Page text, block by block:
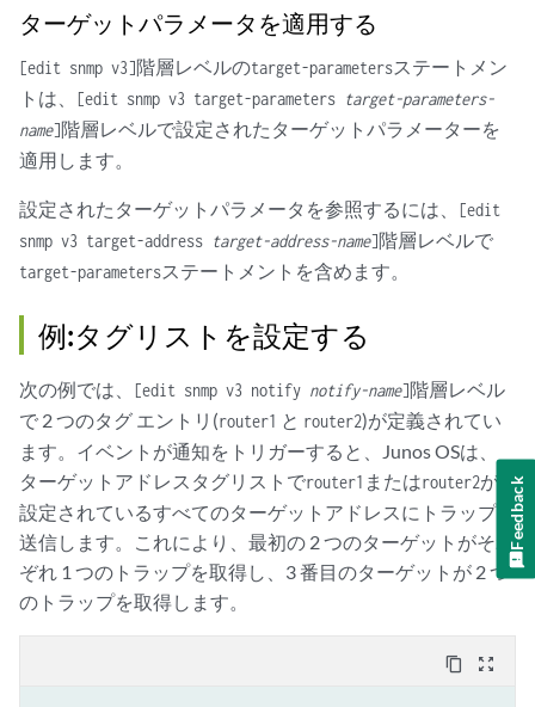
ターゲットパラメータを適用する
[edit snmp v3]階層レベルのtarget-parametersステートメン
トは、
[edit snmp v3 target-parameters target-parameters-
name]階層レベルで設定されたターゲットパラメーターを
適用します。
設定されたターゲットパラメータを参照するには、
[edit
snmp v3 target-address target-address-name]階層レベルで
target-parametersステートメントを含めます。
例:タグリストを設定する
次の例では、 [edit snmp v3 notify notify-name]階層レベル
で 2 つのタグ エントリ(router1 と router2)が定義されてい
ます。イベントが通知をトリガーすると、Junos OSは、
ターゲットアドレスタグリストでrouter1 またはrouter2が
設定されているすべてのターゲットアドレスにトラップを
送信します。これにより、最初の 2 つのターゲットがそれ
ぞれ 1 つのトラップを取得し、3 番目のターゲットが 2 つ
のトラップを取得します。
content_copy zoom_out_map
Feedback